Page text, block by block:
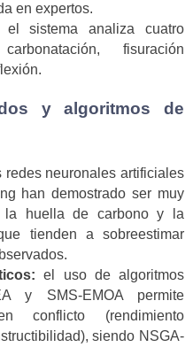
en expertos.
el sistema analiza cuatro
fisuración
y algoritmos de
redes neuronales artificiales
han demostrado ser muy
la huella de carbono y la
tienden a sobreestimar
el uso de algoritmos
y SMS-EMOA permite
conflicto (rendimiento
siendo NSGA-